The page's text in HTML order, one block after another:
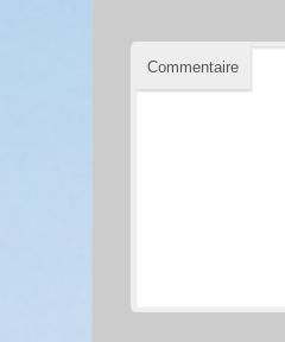
Commentaire